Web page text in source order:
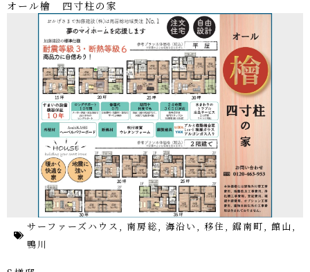
オール檜 四寸柱の家
サーファーズハウス 南房総 海沿い 移住 鋸南町 館山
鴨川